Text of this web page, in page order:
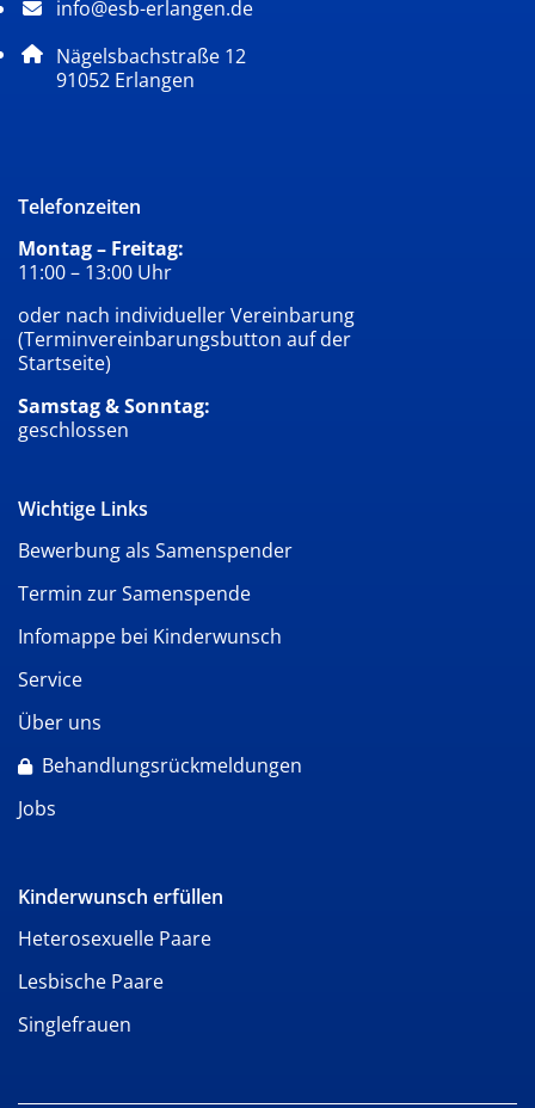
info@esb-erlangen.de
E-Mail Adresse: info@esb-erlangen.de
Adresse:
Nägelsbachstraße 12
91052 , 9 1 0 5 2
Erlangen
Telefonzeiten
Montag – Freitag:
11:00 – 13:00 Uhr
oder nach individueller Vereinbarung
(Terminvereinbarungsbutton auf der
Startseite)
Samstag & Sonntag:
geschlossen
Wichtige Links
Bewerbung als Samenspender
Termin zur Samenspende
Infomappe bei Kinderwunsch
Service
Über uns
Behandlungsrückmeldungen
Jobs
Kinderwunsch erfüllen
Heterosexuelle Paare
Lesbische Paare
Singlefrauen